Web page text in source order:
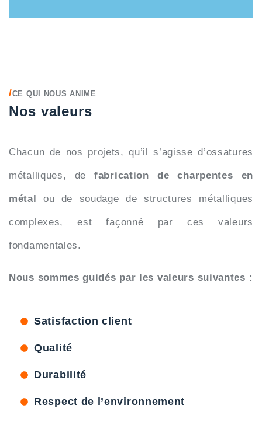
/CE QUI NOUS ANIME
Nos valeurs
Chacun de nos projets, qu’il s’agisse d’ossatures
métalliques, defabrication de charpentes en
métal ou de soudage de structures métalliques
complexes, est façonné par ces valeurs
fondamentales.
Nous sommes guidés par les valeurs suivantes :
Satisfaction client
Qualité
Durabilité
Respect de l’environnement